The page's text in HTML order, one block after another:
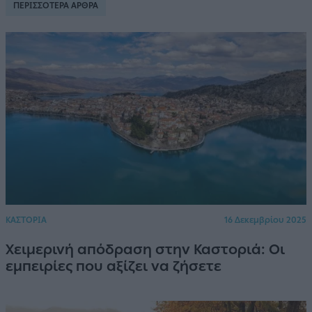
ΠΕΡΙΣΣΟΤΕΡΑ ΑΡΘΡΑ
ΚΑΣΤΟΡΙΑ 16 Δεκεμβρίου 2025
Χειμερινή απόδραση στην Καστοριά: Οι
εμπειρίες που αξίζει να ζήσετε